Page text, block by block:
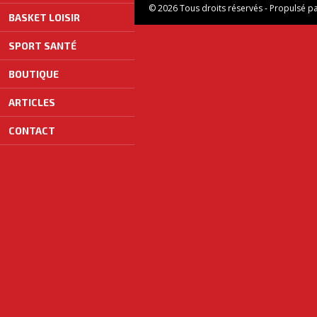
BASKET LOISIR
SPORT SANTÉ
BOUTIQUE
ARTICLES
CONTACT
© 2026 Tous droits réservés - Propulsé